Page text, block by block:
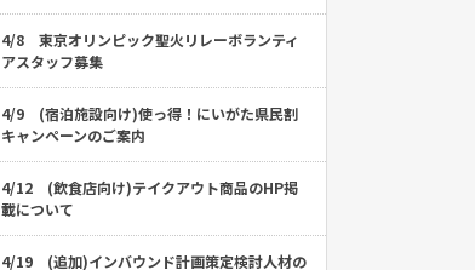
4/8 東京オリンピック聖火リレーボランティ
アスタッフ募集
4/9 (宿泊施設向け)使っ得！にいがた県民割
キャンペーンのご案内
4/12 (飲食店向け)テイクアウト商品のHP掲
載について
4/19 (追加)インバウンド計画策定検討人材の